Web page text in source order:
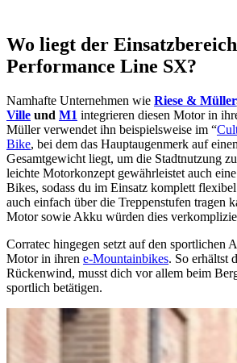
Wo liegt der Einsatzbereich
Performance Line SX?
Namhafte Unternehmen wie Riese & Müller
Ville und M1 integrieren diesen Motor in
Müller verwendet ihn beispielsweise im “
Bike, bei dem das Hauptaugenmerk auf
Gesamtgewicht liegt, um die Stadtnutzung
leichte Motorkonzept gewährleistet auch
Bikes, sodass du im Einsatz komplett
auch einfach über die Treppenstufen tragen
Motor sowie Akku würden dies
Corratec hingegen setzt auf den sportlichen
Motor in ihren e-Mountainbikes. So erhältst
Rückenwind, musst dich vor allem beim
sportlich betätigen.